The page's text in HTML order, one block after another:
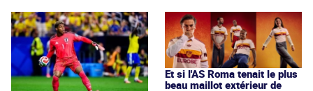
Et si l'AS Roma tenait le plus
beau maillot extérieur de